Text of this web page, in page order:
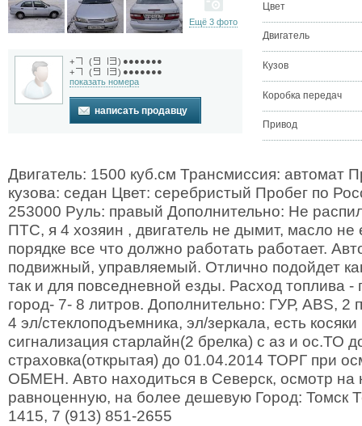
Ещё 3 фото
+ ( ) ●●●●●●●
+
( ) ●●●●●●●
показать номера
написать продавцу
Цвет
Двигатель
Кузов
Коробка передач
Привод
Двигатель: 1500 куб.см Трансмиссия: автомат
кузова: седан Цвет: серебристый Пробег по
253000 Руль: правый Дополнительно: Не
ПТС, я 4 хозяин , двигатель не дымит, масло не
порядке все что должно работать работает.
подвижный, управляемый. Отлично подойдет
так и для повседневной езды. Расход топлива -
город- 7- 8 литров. Дополнительно: ГУР, ABS, 2
4 эл/стеклоподъемника, эл/зеркала, есть косяки
сигнализация старлайн(2 брелка) с аз и ос.ТО
страховка(открытая) до 01.04.2014 ТОРГ при
ОБМЕН. Авто находиться в Северск, осмотр на
равноценную, на более дешевую Город: Томск
1415, 7 (913) 851-2655